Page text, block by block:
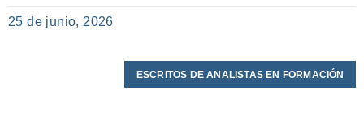
25 de junio, 2026
ESCRITOS DE ANALISTAS EN FORMACIÓN